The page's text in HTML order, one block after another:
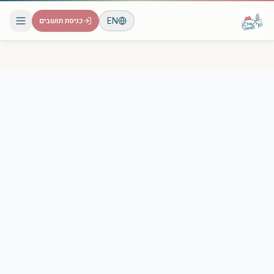
EN כניסת תושבים